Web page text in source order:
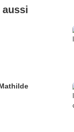
aussi